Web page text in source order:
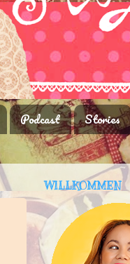
Podcast
Stories
WILLKOMMEN